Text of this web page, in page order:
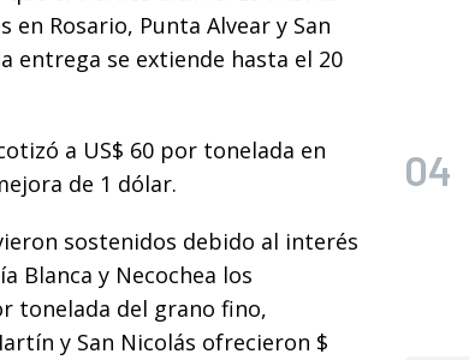
Rosario, Punta Alvear y San
entrega se extiende hasta el 20
a US$ 60 por tonelada en
de 1 dólar.
sostenidos debido al interés
Blanca y Necochea los
tonelada del grano fino,
y San Nicolás ofrecieron $